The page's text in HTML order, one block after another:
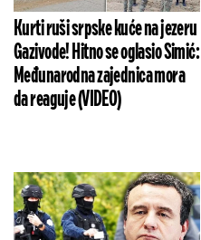
Kurti ruši srpske kuće na jezeru
Gazivode! Hitno se oglasio Simić:
Međunarodna zajednica mora
da reaguje (VIDEO)